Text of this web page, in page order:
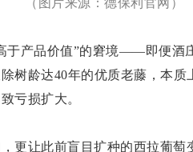
（图片来源：德保利官网）
于产品价值”的窘境——即便酒
树龄达40年的优质老藤，本
亏损扩大。
更让此前盲目扩种的西拉葡萄